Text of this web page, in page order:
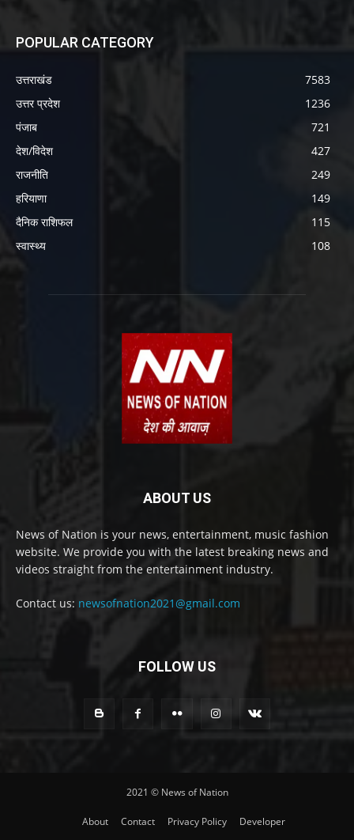
POPULAR CATEGORY
उत्तराखंड
7583
उत्तर प्रदेश
1236
पंजाब
721
देश/विदेश
427
राजनीति
249
हरियाणा
149
दैनिक राशिफल
115
स्वास्थ्य
108
ABOUT US
News of Nation is your news, entertainment, music fashion
website. We provide you with the latest breaking news and
videos straight from the entertainment industry.
Contact us: newsofnation2021@gmail.com
FOLLOW US
2021 © News of Nation
About Contact Privacy Policy Developer